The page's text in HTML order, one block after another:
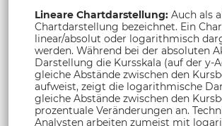
Lineare Chartdarstellung: Auch als
Chartdarstellung bezeichnet. Ein
linear/absolut oder logarithmisch
werden. Während bei der absoluten
Darstellung die Kursskala (auf der y-
gleiche Abstände zwischen den
aufweist, zeigt die logarithmische
gleiche Abstände zwischen den
prozentuale Veränderungen an.
Analysten arbeiten zumeist mit